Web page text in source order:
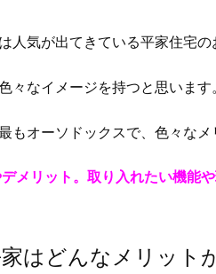
人気が出てきている平家住宅の
々なイメージを持つと思います。
もオーソドックスで、色々な
メリット。取り入れたい機能
はどんなメリット